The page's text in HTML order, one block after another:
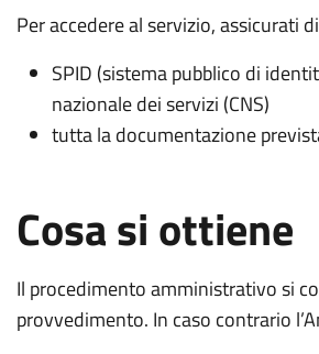
Per accedere al servizio, assicurati
SPID (sistema pubblico di
nazionale dei servizi (CNS)
tutta la documentazione
Cosa si ottiene
Il procedimento amministrativo si
provvedimento. In caso contrario